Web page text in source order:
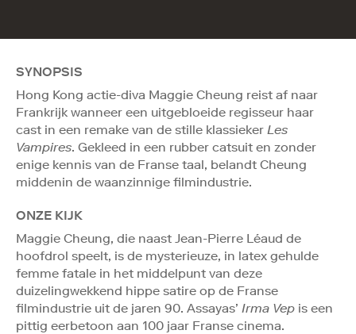
SYNOPSIS
Hong Kong actie-diva Maggie Cheung reist af naar
Frankrijk wanneer een uitgebloeide regisseur haar
cast in een remake van de stille klassieker Les
Vampires. Gekleed in een rubber catsuit en zonder
enige kennis van de Franse taal, belandt Cheung
middenin de waanzinnige filmindustrie.
ONZE KIJK
Maggie Cheung, die naast Jean-Pierre Léaud de
hoofdrol speelt, is de mysterieuze, in latex gehulde
femme fatale in het middelpunt van deze
duizelingwekkend hippe satire op de Franse
filmindustrie uit de jaren 90. Assayas’ Irma Vep is een
pittig eerbetoon aan 100 jaar Franse cinema.